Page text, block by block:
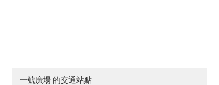
一號廣場 的交通站點